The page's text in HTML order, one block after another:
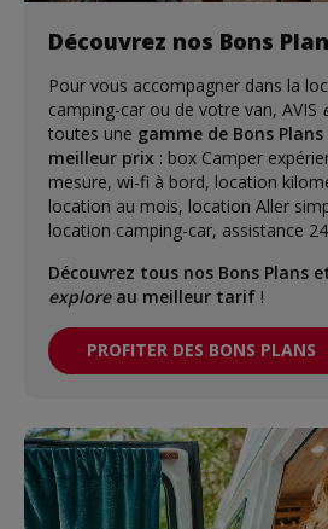
Découvrez nos Bons
Pour vous accompagner dans la
camping-car ou de votre van, AVIS
toutes une gamme de Bons
meilleur prix : box Camper
mesure, wi-fi à bord, location
location au mois, location Aller
location camping-car, assistance
Découvrez tous nos Bons Plans
exploreau meilleur tarif !
PROFITER DES BONS PLANS